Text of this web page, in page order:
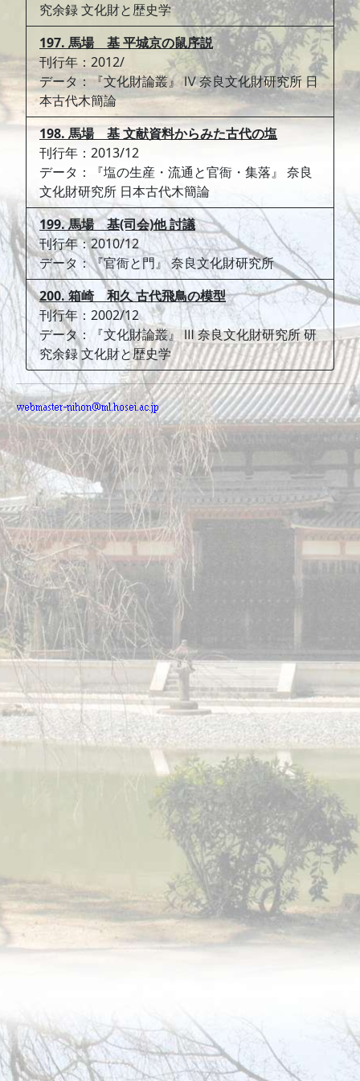
究余録 文化財と歴史学
197. 馬場 基 平城京の鼠序説
刊行年：2012/
データ：『文化財論叢』 Ⅳ 奈良文化財研究所 日
本古代木簡論
198. 馬場 基 文献資料からみた古代の塩
刊行年：2013/12
データ：『塩の生産・流通と官衙・集落』 奈良
文化財研究所 日本古代木簡論
199. 馬場 基(司会)他 討議
刊行年：2010/12
データ：『官衙と門』 奈良文化財研究所
200. 箱崎 和久 古代飛鳥の模型
刊行年：2002/12
データ：『文化財論叢』 Ⅲ 奈良文化財研究所 研
究余録 文化財と歴史学